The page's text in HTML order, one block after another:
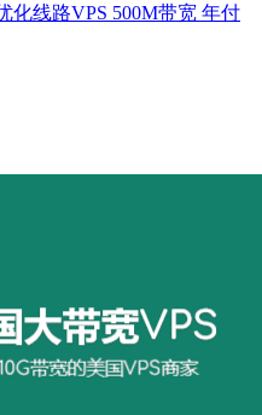
化线路VPS 500M带宽 年付